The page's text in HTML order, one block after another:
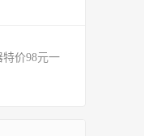
价98元一